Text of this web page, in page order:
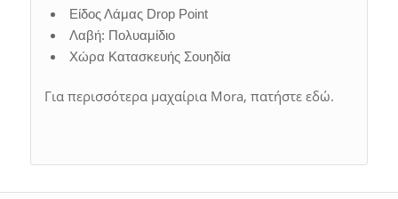
Είδος Λάμας Drop Point
Λαβή: Πολυαμίδιο
Χώρα Κατασκευής Σουηδία
Για περισσότερα μαχαίρια Mora, πατήστε εδώ.